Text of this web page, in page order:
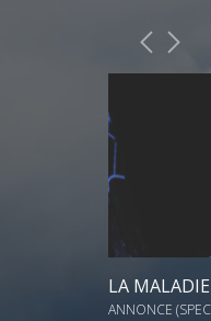
LA
ANNONCE